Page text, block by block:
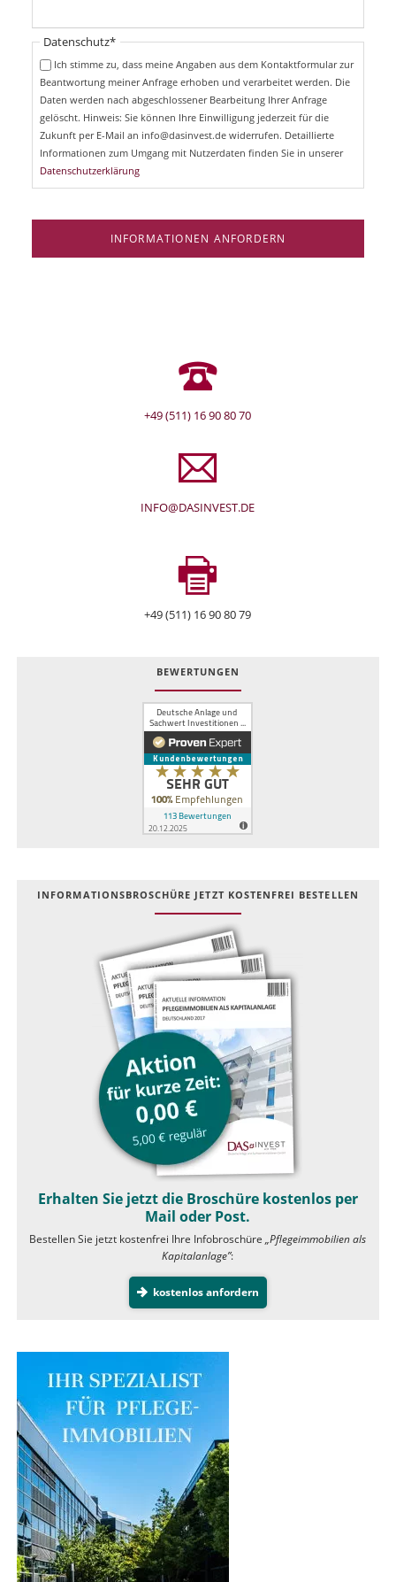
t
f
i
Pflichtfeld
Datenschutz*
Ich stimme zu, dass meine Angaben aus dem Kontaktformular zur
Beantwortung meiner Anfrage erhoben und verarbeitet werden. Die
Daten werden nach abgeschlossener Bearbeitung Ihrer Anfrage
gelöscht. Hinweis: Sie können Ihre Einwilligung jederzeit für die
Zukunft per E-Mail an info@dasinvest.de widerrufen. Detaillierte
Informationen zum Umgang mit Nutzerdaten finden Sie in unserer
Datenschutzerklärung
INFORMATIONEN ANFORDERN
+49 (511) 16 90 80 70
INFO@DASINVEST.DE
+49 (511) 16 90 80 79
BEWERTUNGEN
INFOR­MATIONS­BROSCHÜRE JETZT KOSTEN­FREI BESTELLEN
Erhalten Sie jetzt die Broschüre kostenlos per
Mail oder Post.
Bestellen Sie jetzt kostenfrei Ihre Infobroschüre„Pflegeimmobilien als
Kapitalanlage”:
kostenlos anfordern